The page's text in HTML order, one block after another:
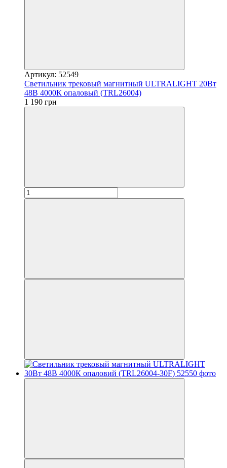
Артикул: 52549
Светильник трековый магнитный ULTRALIGHT 20Вт
48В 4000К опаловый (TRL26004)
1 190 грн